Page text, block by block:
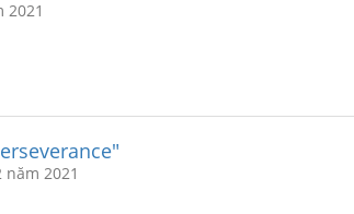
2021
năm 2021